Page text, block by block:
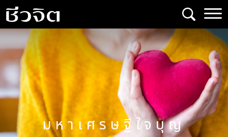
Skip
to
content
มหาเศรษฐีใจบุญ